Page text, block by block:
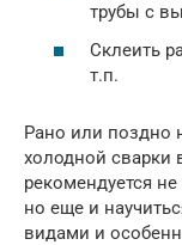
трубы с
Склеить
т.п.
Рано или поздно
холодной сварки
рекомендуется
но еще и
видами и